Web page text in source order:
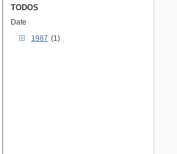
TODOS
Date
1987 (1)